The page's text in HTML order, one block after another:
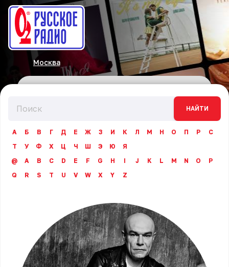
Москва
НАЙТИ
А Б В Г Д Е Ж З И К Л М Н О П Р
С
Т
У Ф Х Ц Ч Ш Э Ю
Я
@
A B C D E F G H I J K L M N O
P
Q
R S T U V W X Y Z